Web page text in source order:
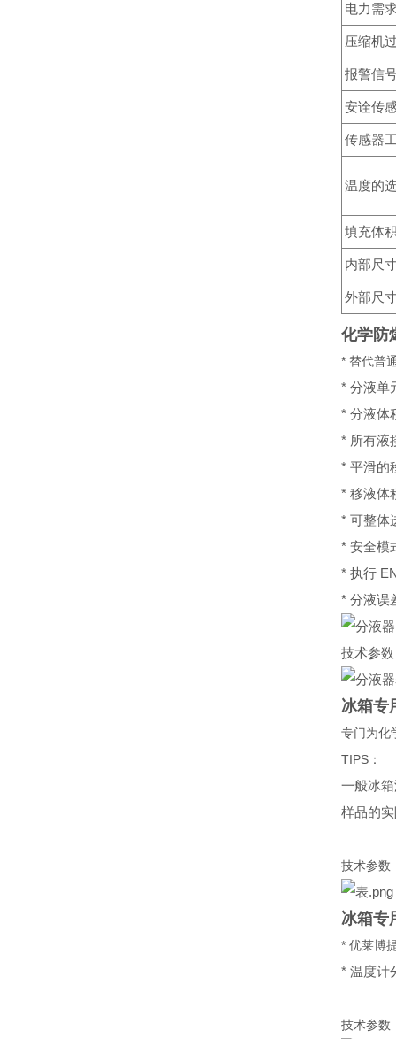
电力需
压缩机
报警信
安诠传
传感器
温度的
填充体
内部尺
外部尺
化学防
* 替代普
* 分液单
* 分液体
* 所有液
* 平滑的
* 移液体
* 可整体
* 安全模
* 执行
* 分液误
技术参数
冰箱专
专门为化
TIPS：
一般冰
样品的
技术参数
冰箱专
* 优莱博
* 温度计
技术参数